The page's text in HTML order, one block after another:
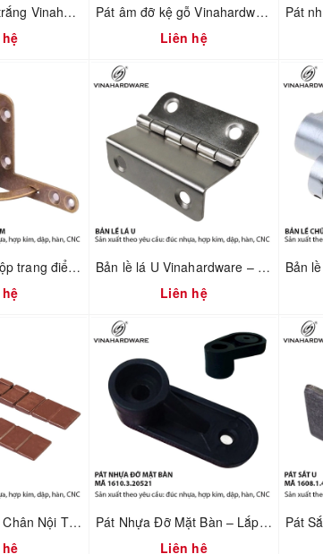
Pát (bas) sắt xi trắng Vinahardware mã 1608.4.60404
Pát âm đỡ kệ gỗ Vinahardware mã 1608.1.00017
Liên hệ
Bản lề cùi chỏ hộp trang điểm Vinahardware 7100.4.01118
Bản lề lá U Vinahardware – 1260.3.11009
Liên hệ
Pát Nhựa Chêm Chân Nội Thất – Xử Lý Nền Không Phẳng | Mã 1610.3.20800
Pát Nhựa Đỡ Mặt Bàn – Lắp Ráp Nhanh & Chuẩn Khoảng Hở | Mã 1610.3.20521
Liên hệ